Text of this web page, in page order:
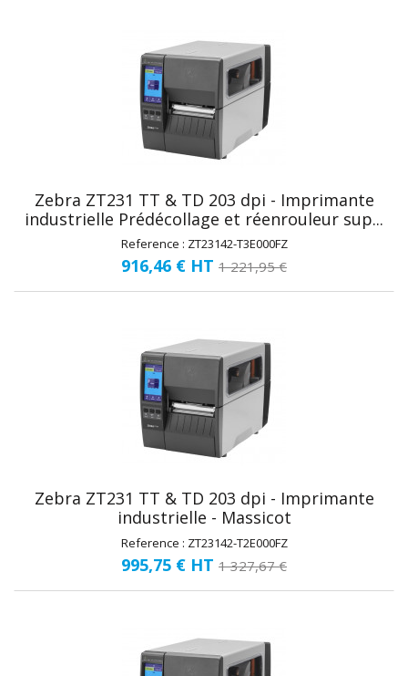
Zebra ZT231 TT & TD 203 dpi - Imprimante
industrielle Prédécollage et réenrouleur sup...
Reference : ZT23142-T3E000FZ
916,46 € HT 1 221,95 €
Zebra ZT231 TT & TD 203 dpi - Imprimante
industrielle - Massicot
Reference : ZT23142-T2E000FZ
995,75 € HT 1 327,67 €